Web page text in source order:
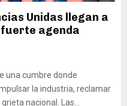
Unidas llegan a
agenda
una cumbre donde
la industria, reclamar
nacional. Las...